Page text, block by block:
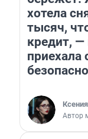
хотела
тысяч,
кредит,
приехала
Автор